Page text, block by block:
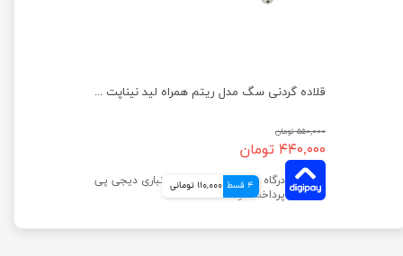
قلاده گردنی سگ مدل ریتم همراه لید نیناپت سایز ۱
۵۵۰,۰۰۰ تومان
۴۴۰,۰۰۰ تومان
4 قسط 110,000 تومانی